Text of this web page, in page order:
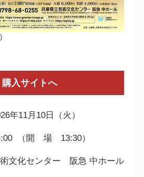
購入サイトへ
年11月10日（火）
（開 場 13:30）
文化センター 阪急 中ホール